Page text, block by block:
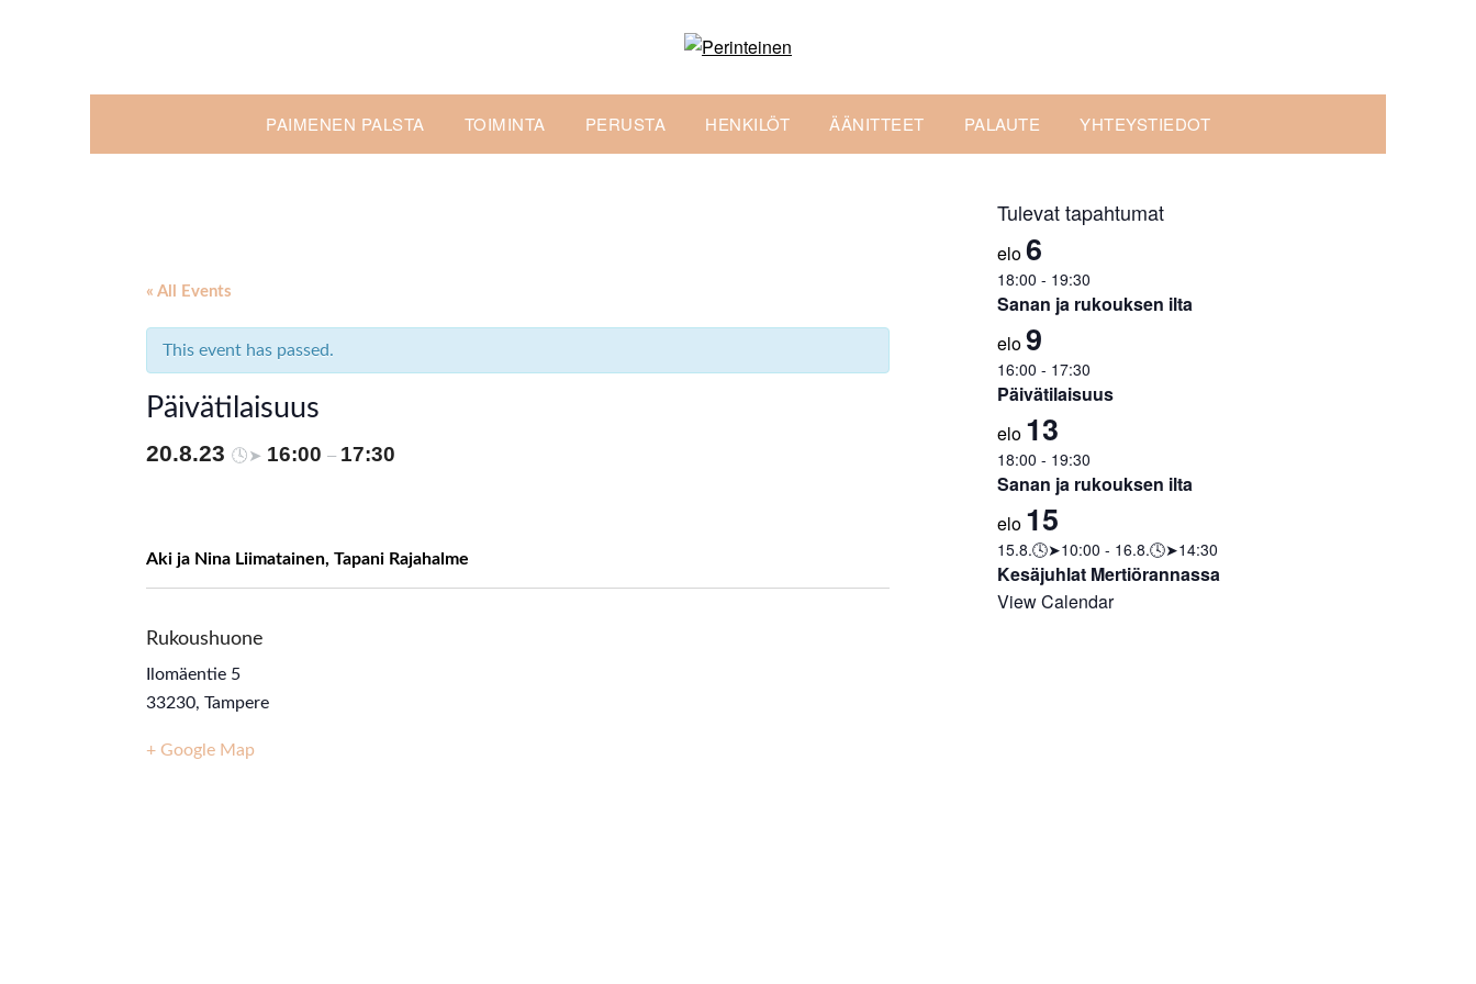
PAIMENEN PALSTA TOIMINTA PERUSTA HENKILÖT ÄÄNITTEET PALAUTE YHTEYSTIEDOT
« All Events
This event has passed.
Päivätilaisuus
20.8.23🕓➤ 16:00– 17:30
Aki ja Nina Liimatainen, Tapani Rajahalme
Rukoushuone
Ilomäentie 5
33230, Tampere
+ Google Map
Tulevat tapahtumat
elo6
18:00 - 19:30
Sanan ja rukouksen ilta
elo9
16:00 - 17:30
Päivätilaisuus
elo 13
18:00 - 19:30
Sanan ja rukouksen ilta
elo 15
15.8.🕓➤10:00 - 16.8.🕓➤14:30
Kesäjuhlat Mertiörannassa
View Calendar